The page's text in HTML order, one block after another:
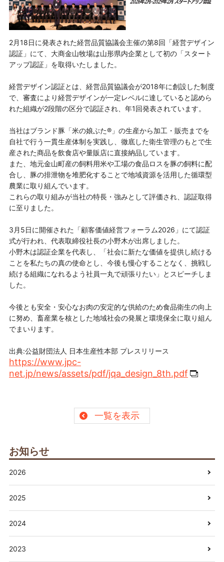
2月18日に発表された経営品質協議会主催の第8回「経営デザイン
認証」にて、大商金山牧場は山形県内企業として初の「スタート
アップ認証」を取得いたしました。
経営デザイン認証とは、経営品質協議会が2018年に創設した制度
で、審査により経営デザインが一定レベルに達していると認めら
れた組織が2段階の区分で認証され、年1回発表されています。
当社はブランド豚「米の娘ぶた®」の生産から加工・販売までを
自社で行う一貫生産体制を実践し、徹底した衛生管理のもとで生
産された商品を飲食店や量販店に直接納品しています。
また、地元金山町産の飼料用米や工場の食品ロスを豚の飼料に配
合し、豚の排泄物を堆肥化することで地域資源を活用した循環型
農業に取り組んでいます。
これらの取り組みが当社の特長・強みとして評価され、認証取得
に至りました。
3月5日に開催された「顧客価値経営フォーラム2026」にて認証
式が行われ、代表取締役社長の小野木が出席しました。
小野木は認証企業を代表し、「社会に新たな価値を提供し続ける
ことを私たちの真の使命とし、今後も慢心することなく、挑戦し
続ける組織になれるよう社員一丸で頑張りたい」とスピーチしま
した。
今後とも安全・安心なお肉の安定的な供給のため食品衛生の向上
に努め、畜産業を核とした地域社会の発展と環境保全に取り組ん
でまいります。
出典:公益財団法人 日本生産性本部 プレスリリース
https://www.jpc-
net.jp/news/assets/pdf/jqa_design_8th.pdf
一覧を表示
お知らせ
2026
2025
2024
2023